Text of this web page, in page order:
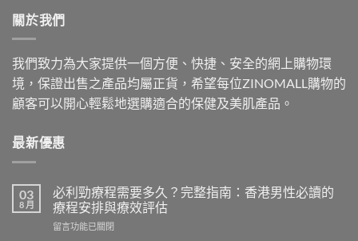
關於我們
我們致力為大家提供一個方便、快捷、安全的網上購物環
境，保證出售之產品均屬正貨，希望每位ZINOMALL購物的
顧客可以開心輕鬆地選購適合的保健及美肌產品。
最新優惠
03
8 月
必利勁療程需要多久？完整指南：香港男性必讀的
療程安排與療效評估
在
留言功能已關閉